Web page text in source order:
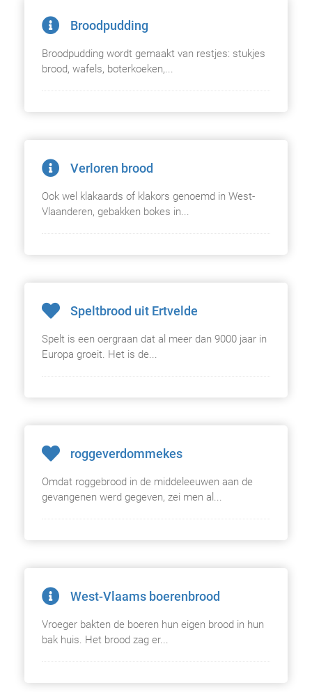
Broodpudding
Broodpudding wordt gemaakt van restjes: stukjes
brood, wafels, boterkoeken,...
Verloren brood
Ook wel klakaards of klakors genoemd in West-
Vlaanderen, gebakken bokes in...
Speltbrood uit Ertvelde
Spelt is een oergraan dat al meer dan 9000 jaar in
Europa groeit. Het is de...
roggeverdommekes
Omdat roggebrood in de middeleeuwen aan de
gevan­genen werd gegeven, zei men al...
West-Vlaams boerenbrood
Vroeger bakten de boeren hun eigen brood in hun
bak­ huis. Het brood zag er...